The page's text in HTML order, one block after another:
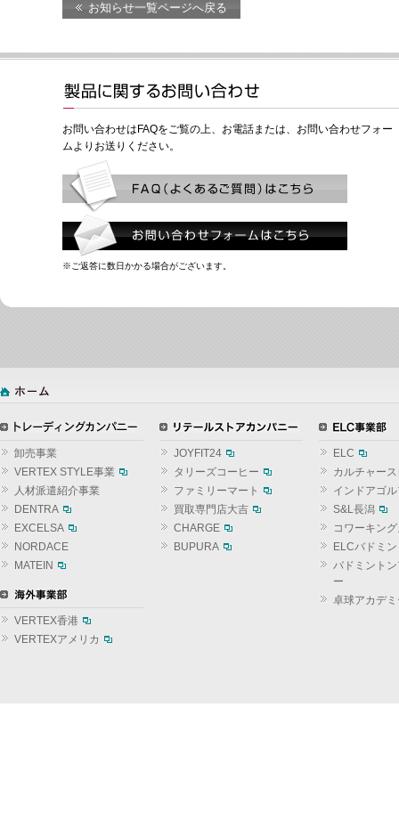
お知らせ一覧ページへ戻る
お問い合わせはFAQをご覧の上、お電話または、お問い合わせフォー
ムよりお送りください。
※ご返答に数日かかる場合がございます。
卸売事業
VERTEX STYLE事業
人材派遣紹介事業
DENTRA
EXCELSA
NORDACE
MATEIN
VERTEX香港
VERTEXアメリカ
JOYFIT24
タリーズコーヒー
ファミリーマート
買取専門店大吉
CHARGE
BUPURA
ELC
カルチャー
インドアゴ
S&L長潟
コワーキン
ELCバドミ
バドミント
ー
卓球アカデ